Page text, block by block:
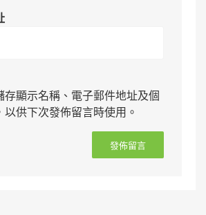
存顯示名稱、電子郵件地址及個
以供下次發佈留言時使用。